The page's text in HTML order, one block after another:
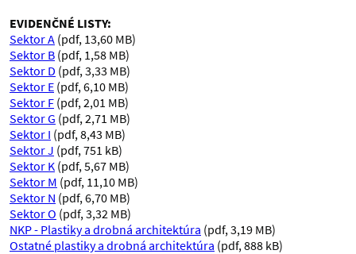
EVIDENČNÉ LISTY:
Sektor A (pdf, 13,60 MB)
Sektor B (pdf, 1,58 MB)
Sektor D (pdf, 3,33 MB)
Sektor E (pdf, 6,10 MB)
Sektor F (pdf, 2,01 MB)
Sektor G (pdf, 2,71 MB)
Sektor I (pdf, 8,43 MB)
Sektor J (pdf, 751 kB)
Sektor K (pdf, 5,67 MB)
Sektor M (pdf, 11,10 MB)
Sektor N (pdf, 6,70 MB)
Sektor O (pdf, 3,32 MB)
NKP - Plastiky a drobná architektúra (pdf, 3,19 MB)
Ostatné plastiky a drobná architektúra (pdf, 888 kB)